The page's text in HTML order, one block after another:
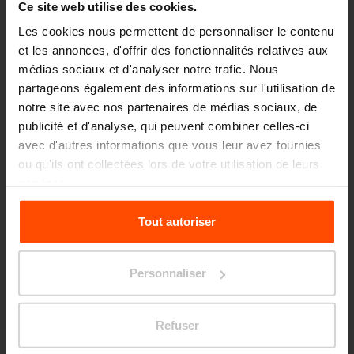
Ce site web utilise des cookies.
Les cookies nous permettent de personnaliser le contenu
et les annonces, d'offrir des fonctionnalités relatives aux
médias sociaux et d'analyser notre trafic. Nous
partageons également des informations sur l'utilisation de
notre site avec nos partenaires de médias sociaux, de
publicité et d'analyse, qui peuvent combiner celles-ci
avec d'autres informations que vous leur avez fournies
ou qu'ils ont collectées lors de votre utilisation de leurs
Pour plus d'informations, veuillez consulter le
sitePrinciples Relating to the Processing Personal
Tout autoriser
Personnaliser
Refuser
Cinq raisons pour HPL
haute résistance aussi à l’humidité et à l’eau
faible conductivité thermique
permet un design élégant et innovant
entretien facile